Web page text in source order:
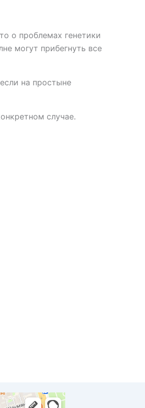
о проблемах генетики
могут прибегнуть все
на простыне
случае.